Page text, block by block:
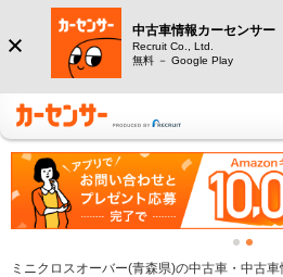
中古車情報カーセンサー
Recruit Co., Ltd.
無料 － Google Play
ミニクロスオーバー(青森県)の中古車・中古車